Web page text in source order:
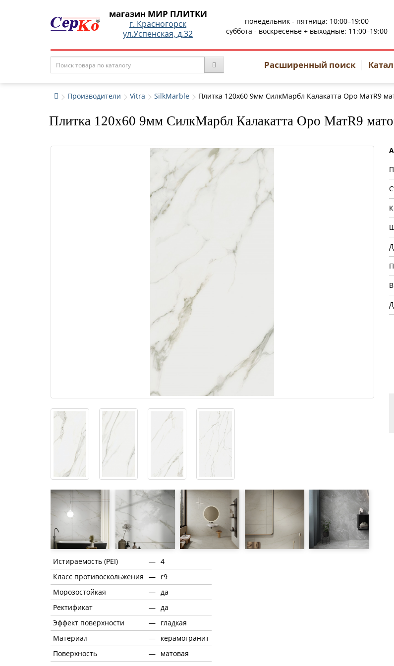
магазин МИР ПЛИТКИ
г. Красногорск
ул.Успенская, д.32
понедельник - пятница: 10:00–19:00
суббота - воскресенье + выходные: 11:00–19:00
Расширенный поиск
Производители Vitra SilkMarble Плитка 120x60 9мм СилкМарбл Калакатта Оро МатR9
Плитка 120x60 9мм СилкМарбл Калакатта Оро МатR9
Истираемость (PEI) — 4
Класс противоскольжения — r9
Морозостойкая
— да
Ректификат
— да
Эффект поверхности
— гладкая
Материал
— керамогранит
Поверхность
— матовая